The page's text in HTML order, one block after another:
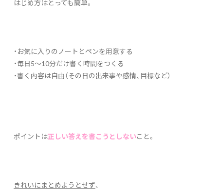
はじめ方はとっても簡単。
・お気に入りのノートとペンを用意する
・毎日5〜10分だけ書く時間をつくる
・書く内容は自由（その日の出来事や感情、目標など）
ポイントは正しい答えを書こうとしないこと。
きれいにまとめようとせず、